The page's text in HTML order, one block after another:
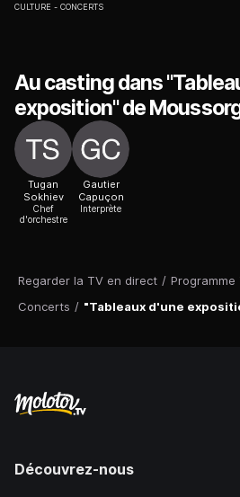
Regarder la TV en direct / Programme
Concerts / "Tableaux d'une
CULTURE CONCERTS
Au casting dans
exposition" de
Tugan
Sokhiev
Chef
d'orchestre
Gautier
Capuçon
Interprète
Découvrez-nous